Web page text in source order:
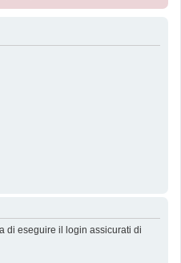
di eseguire il login assicurati di